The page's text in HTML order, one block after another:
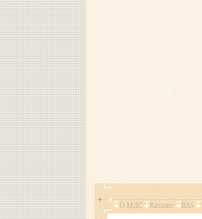
О МДС Каталог RSS